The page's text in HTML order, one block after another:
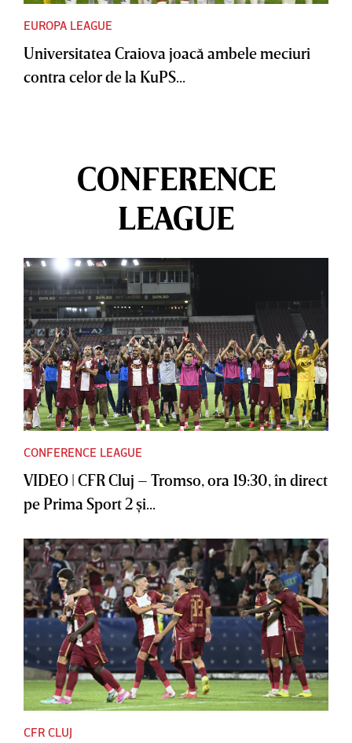
EUROPA LEAGUE
Universitatea Craiova joacă ambele meciuri
contra celor de la KuPS...
CONFERENCE
LEAGUE
CONFERENCE LEAGUE
VIDEO | CFR Cluj – Tromso, ora 19:30, în direct
pe Prima Sport 2 şi...
CFR CLUJ